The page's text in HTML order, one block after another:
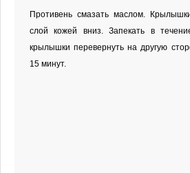
Противень смазать маслом.
слой кожей вниз. Запекать в
крылышки перевернуть на другую
15 минут.